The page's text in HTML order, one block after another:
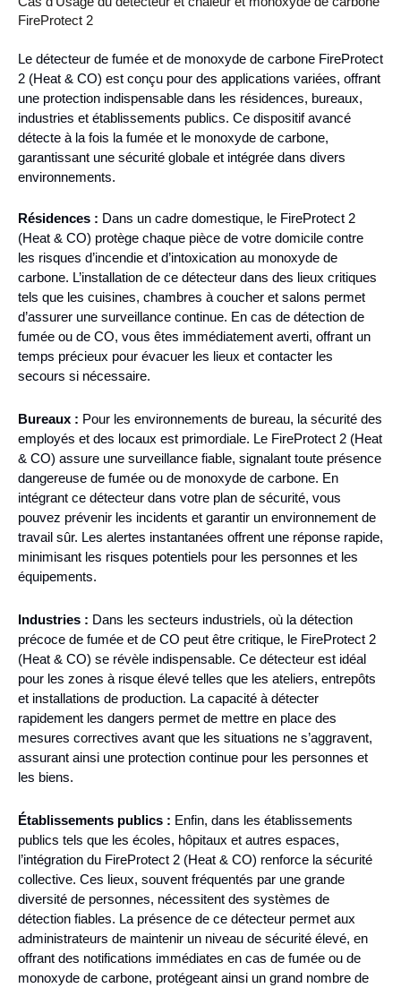
FireProtect 2
Le détecteur de fumée et de monoxyde de carbone FireProtect
2 (Heat & CO) est conçu pour des applications variées, offrant
une protection indispensable dans les résidences, bureaux,
industries et établissements publics. Ce dispositif avancé
détecte à la fois la fumée et le monoxyde de carbone,
garantissant une sécurité globale et intégrée dans divers
environnements.
Résidences : Dans un cadre domestique, le FireProtect 2
(Heat & CO) protège chaque pièce de votre domicile contre
les risques d’incendie et d’intoxication au monoxyde de
carbone. L’installation de ce détecteur dans des lieux critiques
tels que les cuisines, chambres à coucher et salons permet
d’assurer une surveillance continue. En cas de détection de
fumée ou de CO, vous êtes immédiatement averti, offrant un
temps précieux pour évacuer les lieux et contacter les
secours si nécessaire.
Bureaux : Pour les environnements de bureau, la sécurité des
employés et des locaux est primordiale. Le FireProtect 2 (Heat
& CO) assure une surveillance fiable, signalant toute présence
dangereuse de fumée ou de monoxyde de carbone. En
intégrant ce détecteur dans votre plan de sécurité, vous
pouvez prévenir les incidents et garantir un environnement de
travail sûr. Les alertes instantanées offrent une réponse rapide,
minimisant les risques potentiels pour les personnes et les
équipements.
Industries : Dans les secteurs industriels, où la détection
précoce de fumée et de CO peut être critique, le FireProtect 2
(Heat & CO) se révèle indispensable. Ce détecteur est idéal
pour les zones à risque élevé telles que les ateliers, entrepôts
et installations de production. La capacité à détecter
rapidement les dangers permet de mettre en place des
mesures correctives avant que les situations ne s’aggravent,
assurant ainsi une protection continue pour les personnes et
les biens.
Établissements publics : Enfin, dans les établissements
publics tels que les écoles, hôpitaux et autres espaces,
l’intégration du FireProtect 2 (Heat & CO) renforce la sécurité
collective. Ces lieux, souvent fréquentés par une grande
diversité de personnes, nécessitent des systèmes de
détection fiables. La présence de ce détecteur permet aux
administrateurs de maintenir un niveau de sécurité élevé, en
offrant des notifications immédiates en cas de fumée ou de
monoxyde de carbone, protégeant ainsi un grand nombre de